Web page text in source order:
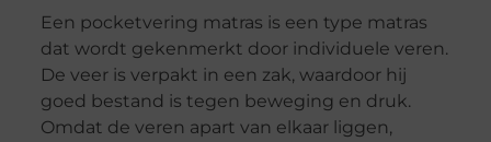
Een pocketvering matras is een type matras
dat wordt gekenmerkt door individuele veren.
De veer is verpakt in een zak, waardoor hij
goed bestand is tegen beweging en druk.
Omdat de veren apart van elkaar liggen,